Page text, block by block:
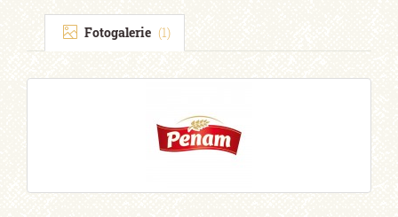
Fotogalerie (1)